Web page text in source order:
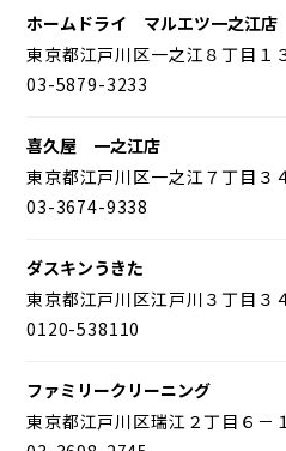
ホームドライ マルエツ一之江店
東京都江戸川区一之江８丁目１
03-5879-3233
喜久屋 一之江店
東京都江戸川区一之江７丁目３
03-3674-9338
ダスキンうきた
東京都江戸川区江戸川３丁目３
0120-538110
ファミリークリーニング
東京都江戸川区瑞江２丁目６－